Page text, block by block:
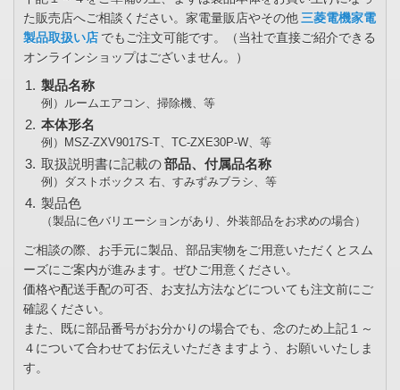
た販売店へご相談ください。家電量販店やその他 三菱電機家電
製品取扱い店 でもご注文可能です。（当社で直接ご紹介できる
オンラインショップはございません。）
製品名称
例）ルームエアコン、掃除機、等
本体形名
例）MSZ-ZXV9017S-T、TC-ZXE30P-W、等
取扱説明書に記載の部品、付属品名称
例）ダストボックス 右、すみずみブラシ、等
製品色
（製品に色バリエーションがあり、外装部品をお求めの場合）
ご相談の際、お手元に製品、部品実物をご用意いただくとスム
ーズにご案内が進みます。ぜひご用意ください。
価格や配送手配の可否、お支払方法などについても注文前にご
確認ください。
また、既に部品番号がお分かりの場合でも、念のため上記１～
４について合わせてお伝えいただきますよう、お願いいたしま
す。